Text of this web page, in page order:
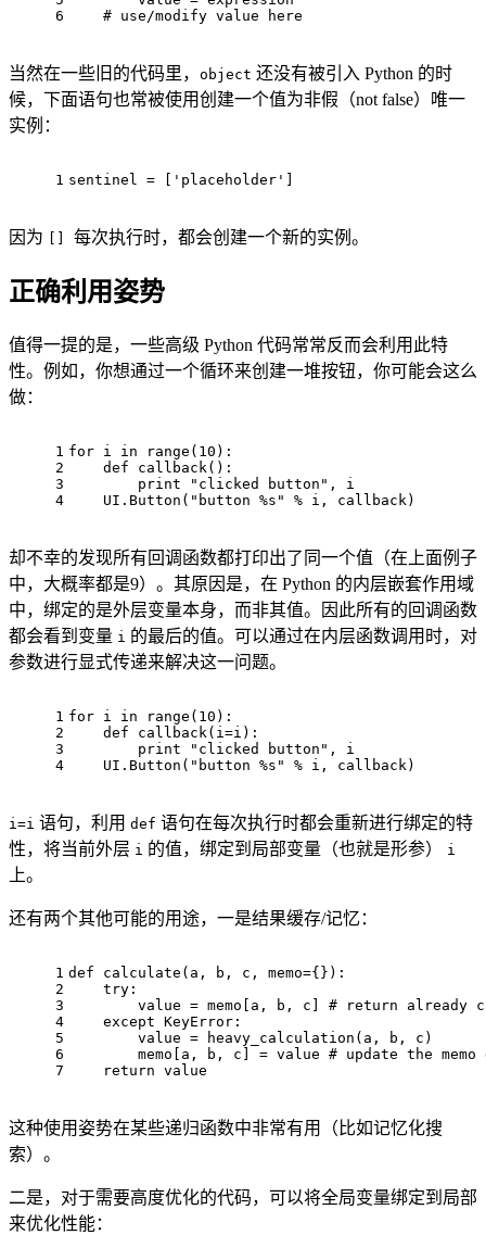
6
# use/modify value here
当然在一些旧的代码里， object 还没有被引入 Python 的时
候，下面语句也常被使用创建一个值为非假（not false）唯一
实例：
1 sentinel = [ 'placeholder'
因为 每次执行时，都会创建一个新的实例。
正确利用姿势
值得一提的是，一些高级 Python 代码常常反而会利用此特
性。例如，你想通过一个循环来创建一堆按钮，你可能会这么
做：
1
2
3
4
for i in range ( 10 ):
def
callback ():
print
"clicked button" , i
    UI.Button(
"button %s" % i, callback)
却不幸的发现所有回调函数都打印出了同一个值（在上面例子
中，大概率都是9）。其原因是，在 Python 的内层嵌套作用域
中，绑定的是外层变量本身，而非其值。因此所有的回调函数
都会看到变量 i 的最后的值。可以通过在内层函数调用时，对
参数进行显式传递来解决这一问题。
1
2
3
4
for i in range ( 10 ):
def
callback ( i=i ):
print
"clicked button" , i
    UI.Button(
"button %s" % i, callback)
i=i 语句，利用 def 语句在每次执行时都会重新进行绑定的特
性，将当前外层 i 的值，绑定到局部变量（也就是形参） i
上。
还有两个其他可能的用途，一是结果缓存/记忆：
1
2
3
4
5
6
7
def calculate ( a, b, c, memo={} ):
try :
        value = memo[a, b, c]
# return already
except KeyError:
        value = heavy_calculation(a, b, c)
        memo[a, b, c] = value
# update the
return value
这种使用姿势在某些递归函数中非常有用（比如记忆化搜
索）。
二是，对于需要高度优化的代码，可以将全局变量绑定到局部
来优化性能：